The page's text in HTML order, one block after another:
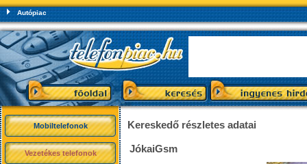
Autópiac
Mobiltelefonok
Vezetékes telefonok
Kereskedő részletes adatai
JókaiGsm